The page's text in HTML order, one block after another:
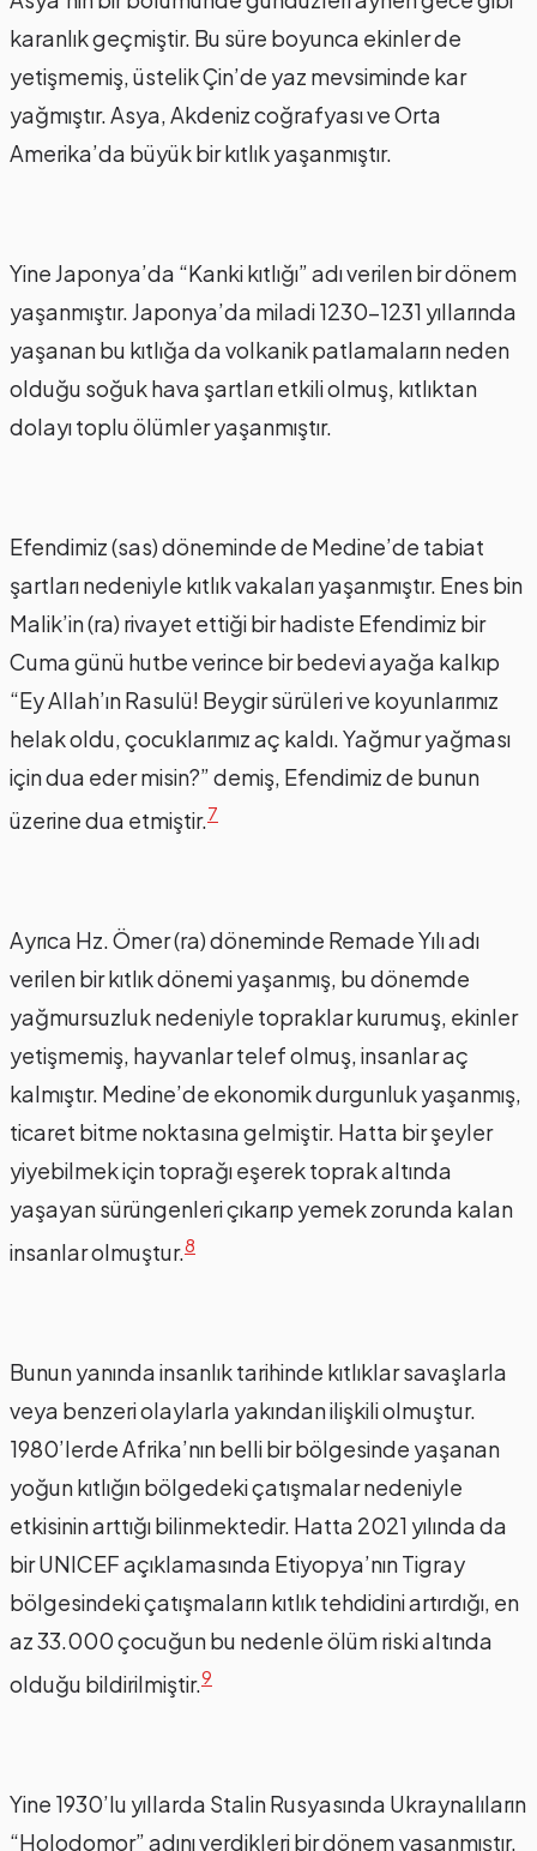
karanlık geçmiştir. Bu süre boyunca ekinler de
yetişmemiş, üstelik Çin’de yaz mevsiminde kar
yağmıştır. Asya, Akdeniz coğrafyası ve Orta
Amerika’da büyük bir kıtlık yaşanmıştır.
Yine Japonya’da “Kanki kıtlığı” adı verilen bir dönem
yaşanmıştır. Japonya’da miladi 1230-1231 yıllarında
yaşanan bu kıtlığa da volkanik patlamaların neden
olduğu soğuk hava şartları etkili olmuş, kıtlıktan
dolayı toplu ölümler yaşanmıştır.
Efendimiz (sas) döneminde de Medine’de tabiat
şartları nedeniyle kıtlık vakaları yaşanmıştır. Enes bin
Malik’in (ra) rivayet ettiği bir hadiste Efendimiz bir
Cuma günü hutbe verince bir bedevi ayağa kalkıp
“Ey Allah’ın Rasulü! Beygir sürüleri ve koyunlarımız
helak oldu, çocuklarımız aç kaldı. Yağmur yağması
için dua eder misin?” demiş, Efendimiz de bunun
üzerine dua etmiştir.7
Ayrıca Hz. Ömer (ra) döneminde Remade Yılı adı
verilen bir kıtlık dönemi yaşanmış, bu dönemde
yağmursuzluk nedeniyle topraklar kurumuş, ekinler
yetişmemiş, hayvanlar telef olmuş, insanlar aç
kalmıştır. Medine’de ekonomik durgunluk yaşanmış,
ticaret bitme noktasına gelmiştir. Hatta bir şeyler
yiyebilmek için toprağı eşerek toprak altında
yaşayan sürüngenleri çıkarıp yemek zorunda kalan
insanlar olmuştur.8
Bunun yanında insanlık tarihinde kıtlıklar savaşlarla
veya benzeri olaylarla yakından ilişkili olmuştur.
1980’lerde Afrika’nın belli bir bölgesinde yaşanan
yoğun kıtlığın bölgedeki çatışmalar nedeniyle
etkisinin arttığı bilinmektedir. Hatta 2021 yılında da
bir UNICEF açıklamasında Etiyopya’nın Tigray
bölgesindeki çatışmaların kıtlık tehdidini artırdığı, en
az 33.000 çocuğun bu nedenle ölüm riski altında
olduğu bildirilmiştir.9
Yine 1930’lu yıllarda Stalin Rusyasında Ukraynalıların
“Holodomor” adını verdikleri bir dönem yaşanmıştır.